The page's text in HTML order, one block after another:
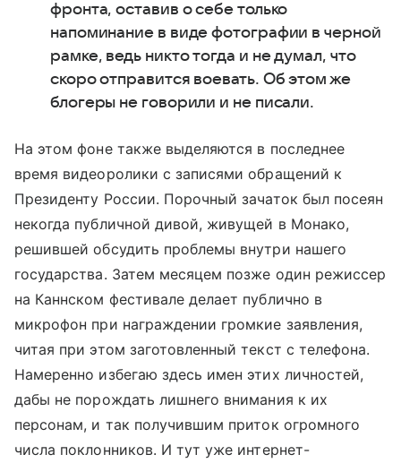
фронта, оставив о себе только
напоминание в виде фотографии в черной
рамке, ведь никто тогда и не думал, что
скоро отправится воевать. Об этом же
блогеры не говорили и не писали.
На этом фоне также выделяются в последнее
время видеоролики с записями обращений к
Президенту России. Порочный зачаток был посеян
некогда публичной дивой, живущей в Монако,
решившей обсудить проблемы внутри нашего
государства. Затем месяцем позже один режиссер
на Каннском фестивале делает публично в
микрофон при награждении громкие заявления,
читая при этом заготовленный текст с телефона.
Намеренно избегаю здесь имен этих личностей,
дабы не порождать лишнего внимания к их
персонам, и так получившим приток огромного
числа поклонников. И тут уже интернет-